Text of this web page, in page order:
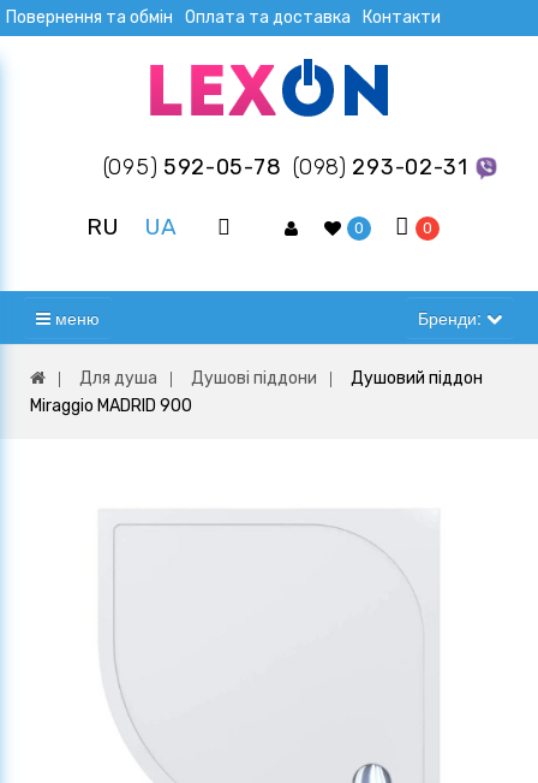
Повернення та обмін Оплата та доставка Контакти
(095) 592-05-78 (098) 293-02-31
RU UA 0 0
меню Бренди:
Для душа Душові піддони
Душовий піддон
Miraggio MADRID 900